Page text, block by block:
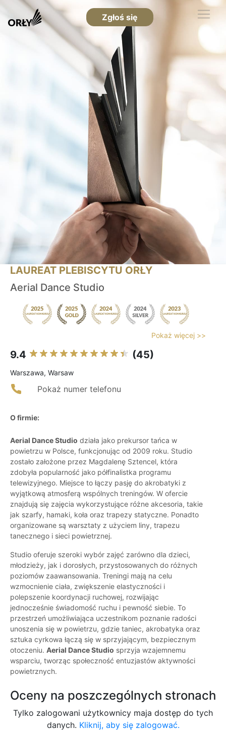
Zgłoś się
LAUREAT PLEBISCYTU ORŁY
Aerial Dance Studio
Pokaż więcej >>
9.4 (45)
Warszawa, Warsaw
Pokaż numer telefonu
O firmie:
Aerial Dance Studio działa jako prekursor tańca w
powietrzu w Polsce, funkcjonując od 2009 roku. Studio
zostało założone przez Magdalenę Sztencel, która
zdobyła popularność jako półfinalistka programu
telewizyjnego. Miejsce to łączy pasję do akrobatyki z
wyjątkową atmosferą wspólnych treningów. W ofercie
znajdują się zajęcia wykorzystujące różne akcesoria, takie
jak szarfy, hamaki, koła oraz trapezy statyczne. Ponadto
organizowane są warsztaty z użyciem liny, trapezu
tanecznego i sieci powietrznej.
Studio oferuje szeroki wybór zajęć zarówno dla dzieci,
młodzieży, jak i dorosłych, przystosowanych do różnych
poziomów zaawansowania. Treningi mają na celu
wzmocnienie ciała, zwiększenie elastyczności i
polepszenie koordynacji ruchowej, rozwijając
jednocześnie świadomość ruchu i pewność siebie. To
przestrzeń umożliwiająca uczestnikom poznanie radości
unoszenia się w powietrzu, gdzie taniec, akrobatyka oraz
sztuka cyrkowa łączą się w sprzyjającym, bezpiecznym
otoczeniu. Aerial Dance Studio sprzyja wzajemnemu
wsparciu, tworząc społeczność entuzjastów aktywności
powietrznych.
Oceny na poszczególnych stronach
Tylko zalogowani użytkownicy maja dostęp do tych
danych. Kliknij, aby się zalogować.